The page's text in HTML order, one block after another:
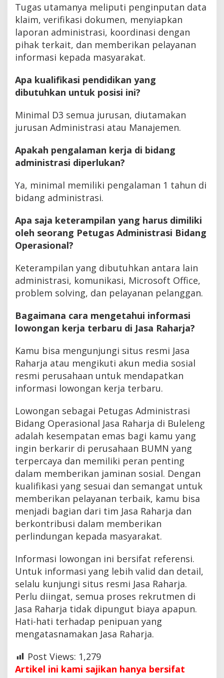
Tugas utamanya meliputi penginputan data
klaim, verifikasi dokumen, menyiapkan
laporan administrasi, koordinasi dengan
pihak terkait, dan memberikan pelayanan
informasi kepada masyarakat.
Apa kualifikasi pendidikan yang
dibutuhkan untuk posisi ini?
Minimal D3 semua jurusan, diutamakan
jurusan Administrasi atau Manajemen.
Apakah pengalaman kerja di bidang
administrasi diperlukan?
Ya, minimal memiliki pengalaman 1 tahun di
bidang administrasi.
Apa saja keterampilan yang harus dimiliki
oleh seorang Petugas Administrasi Bidang
Operasional?
Keterampilan yang dibutuhkan antara lain
administrasi, komunikasi, Microsoft Office,
problem solving, dan pelayanan pelanggan.
Bagaimana cara mengetahui informasi
lowongan kerja terbaru di Jasa Raharja?
Kamu bisa mengunjungi situs resmi Jasa
Raharja atau mengikuti akun media sosial
resmi perusahaan untuk mendapatkan
informasi lowongan kerja terbaru.
Lowongan sebagai Petugas Administrasi
Bidang Operasional Jasa Raharja di Buleleng
adalah kesempatan emas bagi kamu yang
ingin berkarir di perusahaan BUMN yang
terpercaya dan memiliki peran penting
dalam memberikan jaminan sosial. Dengan
kualifikasi yang sesuai dan semangat untuk
memberikan pelayanan terbaik, kamu bisa
menjadi bagian dari tim Jasa Raharja dan
berkontribusi dalam memberikan
perlindungan kepada masyarakat.
Informasi lowongan ini bersifat referensi.
Untuk informasi yang lebih valid dan detail,
selalu kunjungi situs resmi Jasa Raharja.
Perlu diingat, semua proses rekrutmen di
Jasa Raharja tidak dipungut biaya apapun.
Hati-hati terhadap penipuan yang
mengatasnamakan Jasa Raharja.
Post Views: 1,279
Artikel ini kami sajikan hanya bersifat